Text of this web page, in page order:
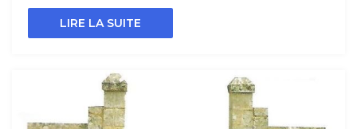
LIRE LA SUITE